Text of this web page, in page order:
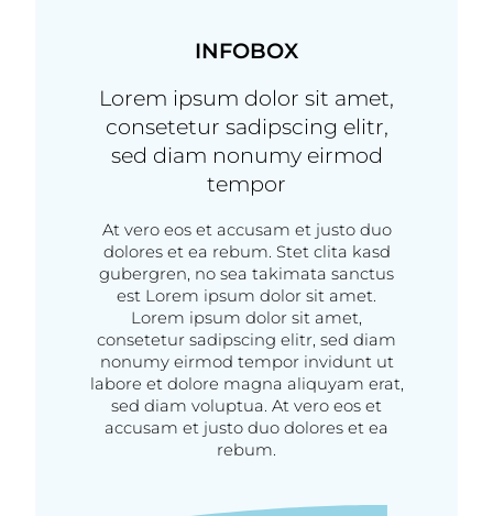
INFOBOX
Lorem ipsum dolor sit amet,
consetetur sadipscing elitr,
sed diam nonumy eirmod
tempor
At vero eos et accusam et justo duo
dolores et ea rebum. Stet clita kasd
gubergren, no sea takimata sanctus
est Lorem ipsum dolor sit amet.
Lorem ipsum dolor sit amet,
consetetur sadipscing elitr, sed diam
nonumy eirmod tempor invidunt ut
labore et dolore magna aliquyam erat,
sed diam voluptua. At vero eos et
accusam et justo duo dolores et ea
rebum.